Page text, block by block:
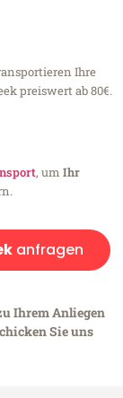
Ihre
preiswert ab 80€.
, um Ihr
anfragen
Ihrem Anliegen
Sie uns